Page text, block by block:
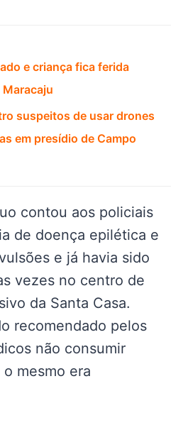
e criança fica ferida
suspeitos de usar drones
em presídio de Campo
contou aos policiais
de doença epilética e
e já havia sido
vezes no centro de
da Santa Casa.
recomendado pelos
não consumir
mesmo era